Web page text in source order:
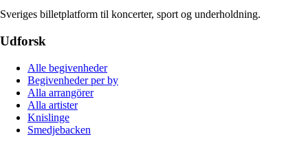
Sveriges billetplatform til koncerter, sport og underholdning.
Udforsk
Alle begivenheder
Begivenheder per by
Alla arrangörer
Alla artister
Knislinge
Smedjebacken